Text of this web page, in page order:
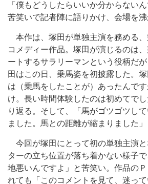
「僕もどうしたらいいか分からない
苦笑いで記者陣に語りかけ、会場を沸
本作は、塚田が単独主演を務める
コメディー作品。塚田が演じるのは
ートするサラリーマンという役柄だ
田はこの日、乗馬姿を初披露した。
は（乗馬をしたことが）あったんで
け。長い時間体験したのは初めてで
り返る。そして、「馬がゴツゴツし
ました。馬との距離が縮まりました」
今回が塚田にとって初の単独主演
ターの立ち位置が落ち着かない様子
地悪いんですよ」と苦笑い。作品の
れても「このコメントを見て、迷っ